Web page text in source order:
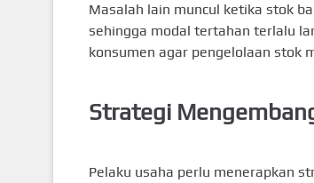
Masalah lain muncul ketika stok
sehingga modal tertahan terlalu
konsumen agar pengelolaan stok
Strategi
Pelaku usaha perlu menerapkan